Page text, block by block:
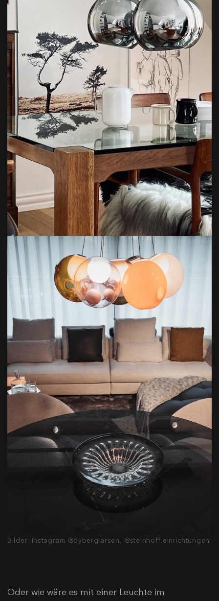
Bilder: Instagram @dyberglarsen, @steinhoff.einrichtungen
Oder wie wäre es mit einer Leuchte im